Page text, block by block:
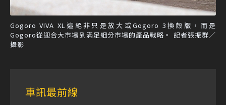
Gogoro VIVA XL這絕非只是放大或Gogoro 3換殼版，而是
Gogoro從迎合大市場到滿足細分市場的產品戰略。 記者張振群／
攝影
車訊最前線